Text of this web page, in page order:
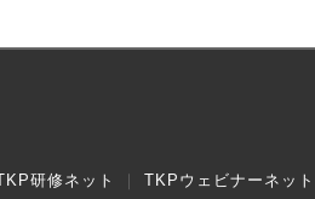
研修ネット
TKPウェビナーネット